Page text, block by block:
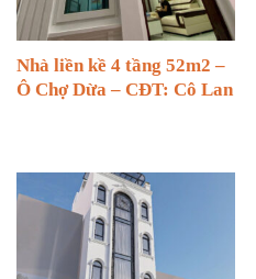
Nhà liền kề 4 tầng 52m2 –
Ô Chợ Dừa – CĐT: Cô Lan